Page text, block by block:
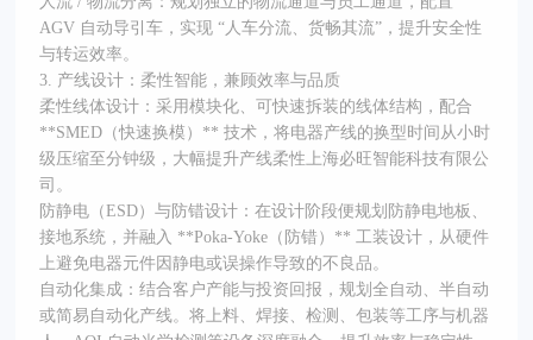
AGV 自动导引车，实现 “人车分流、货畅其流”，提升安全性
与转运效率。
3. 产线设计：柔性智能，兼顾效率与品质
柔性线体设计：采用模块化、可快速拆装的线体结构，配合
**SMED（快速换模）** 技术，将电器产线的换型时间从小时
级压缩至分钟级，大幅提升产线柔性上海必旺智能科技有限公
司。
防静电（ESD）与防错设计：在设计阶段便规划防静电地板、
接地系统，并融入 **Poka-Yoke（防错）** 工装设计，从硬件
上避免电器元件因静电或误操作导致的不良品。
自动化集成：结合客户产能与投资回报，规划全自动、半自动
或简易自动化产线。将上料、焊接、检测、包装等工序与机器